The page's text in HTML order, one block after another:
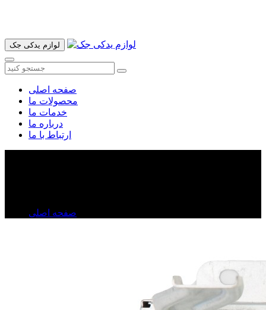
لوازم یدکی جک
صفحه اصلی
محصولات ما
خدمات ما
درباره ما
ارتباط با ما
صفحه اصلی